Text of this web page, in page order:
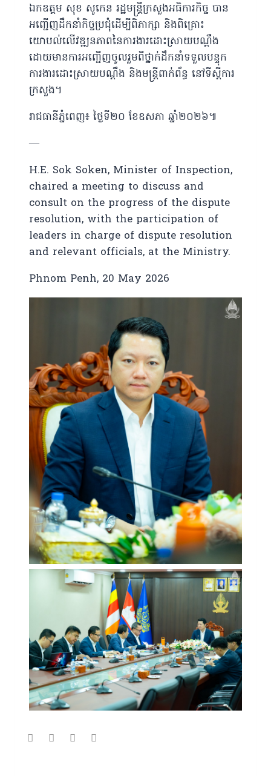
ឯកឧត្តម សុខ សូកេន រដ្ឋមន្រ្តីក្រសួងអធិការកិច្ច បាន
អញ្ជើញដឹកនាំកិច្ចប្រជុំដើម្បីពិភាក្សា និងពិគ្រោះ
យោបល់លើវឌ្ឍនភាពនៃការងារដោះស្រាយបណ្ដឹង
ដោយមានការអញ្ជើញចូលរួមពីថ្នាក់ដឹកនាំទទួលបន្ទុក
ការងារដោះស្រាយបណ្ដឹង និងមន្រ្តីពាក់ព័ន្ធ នៅទីស្ដីការ
ក្រសួង។
រាជធានីភ្នំពេញ៖ ថ្ងៃទី២០ ខែឧសភា ឆ្នាំ២០២៦៕
—
H.E. Sok Soken, Minister of Inspection,
chaired a meeting to discuss and
consult on the progress of the dispute
resolution, with the participation of
leaders in charge of dispute resolution
and relevant officials, at the Ministry.
Phnom Penh, 20 May 2026